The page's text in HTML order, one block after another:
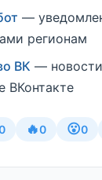
—
регионам
ВК —
ВКонтакте
🔥0 😮0